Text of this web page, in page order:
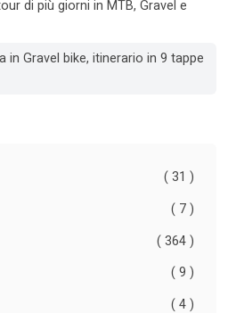
di più giorni in MTB, Gravel e
in Gravel bike, itinerario in 9 tappe
( 31 )
( 7 )
( 364 )
( 9 )
( 4 )